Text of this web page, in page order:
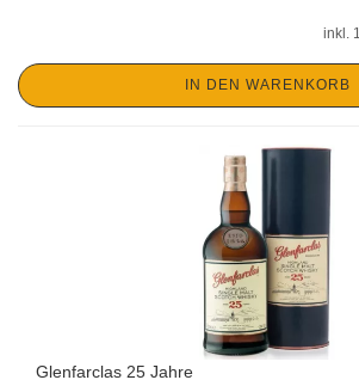
inkl.
IN DEN WARENKORB
Glenfarclas 25 Jahre